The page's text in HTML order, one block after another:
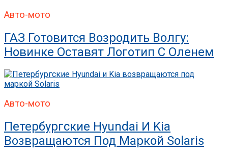
Авто-мото
ГАЗ Готовится Возродить Волгу:
Новинке Оставят Логотип С Оленем
Авто-мото
Петербургские Hyundai И Kia
Возвращаются Под Маркой Solaris